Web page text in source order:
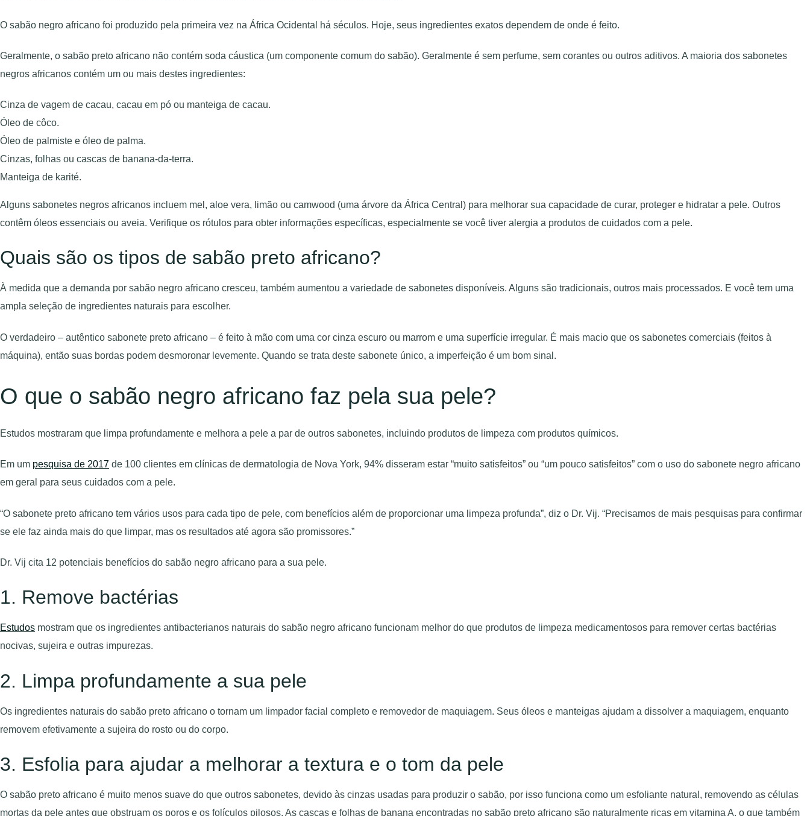
O sabão negro africano foi produzido pela primeira vez na África Ocidental há séculos. Hoje, seus ingredientes exatos dependem de onde é feito.
Geralmente, o sabão preto africano não contém soda cáustica (um componente comum do sabão). Geralmente é sem perfume, sem corantes ou outros aditivos. A maioria dos sabonetes
negros africanos contém um ou mais destes ingredientes:
Cinza de vagem de cacau, cacau em pó ou manteiga de cacau.
Óleo de côco.
Óleo de palmiste e óleo de palma.
Cinzas, folhas ou cascas de banana-da-terra.
Manteiga de karité.
Alguns sabonetes negros africanos incluem mel, aloe vera, limão ou camwood (uma árvore da África Central) para melhorar sua capacidade de curar, proteger e hidratar a pele. Outros
contêm óleos essenciais ou aveia. Verifique os rótulos para obter informações específicas, especialmente se você tiver alergia a produtos de cuidados com a pele.
Quais são os tipos de sabão preto africano?
À medida que a demanda por sabão negro africano cresceu, também aumentou a variedade de sabonetes disponíveis. Alguns são tradicionais, outros mais processados. E você tem uma
ampla seleção de ingredientes naturais para escolher.
O verdadeiro – autêntico sabonete preto africano – é feito à mão com uma cor cinza escuro ou marrom e uma superfície irregular. É mais macio que os sabonetes comerciais (feitos à
máquina), então suas bordas podem desmoronar levemente. Quando se trata deste sabonete único, a imperfeição é um bom sinal.
O que o sabão negro africano faz pela sua pele?
Estudos mostraram que limpa profundamente e melhora a pele a par de outros sabonetes, incluindo produtos de limpeza com produtos químicos.
Em um pesquisa de 2017 de 100 clientes em clínicas de dermatologia de Nova York, 94% disseram estar “muito satisfeitos” ou “um pouco satisfeitos” com o uso do sabonete negro africano
em geral para seus cuidados com a pele.
“O sabonete preto africano tem vários usos para cada tipo de pele, com benefícios além de proporcionar uma limpeza profunda”, diz o Dr. Vij. “Precisamos de mais pesquisas para confirmar
se ele faz ainda mais do que limpar, mas os resultados até agora são promissores.”
Dr. Vij cita 12 potenciais benefícios do sabão negro africano para a sua pele.
1. Remove bactérias
Estudos mostram que os ingredientes antibacterianos naturais do sabão negro africano funcionam melhor do que produtos de limpeza medicamentosos para remover certas bactérias
nocivas, sujeira e outras impurezas.
2. Limpa profundamente a sua pele
Os ingredientes naturais do sabão preto africano o tornam um limpador facial completo e removedor de maquiagem. Seus óleos e manteigas ajudam a dissolver a maquiagem, enquanto
removem efetivamente a sujeira do rosto ou do corpo.
3. Esfolia para ajudar a melhorar a textura e o tom da pele
O sabão preto africano é muito menos suave do que outros sabonetes, devido às cinzas usadas para produzir o sabão, por isso funciona como um esfoliante natural, removendo as células
mortas da pele antes que obstruam os poros e os folículos pilosos. As cascas e folhas de banana encontradas no sabão preto africano são naturalmente ricas em vitamina A, o que também